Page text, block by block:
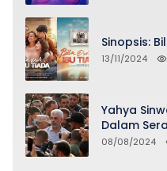
Sinopsis:
13/11/2024
Yahya
Dalam
08/08/2024